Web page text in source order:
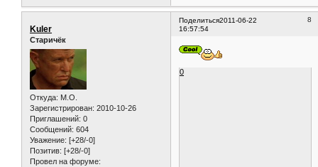
Поделиться 8
2011-06-22
16:57:54
Kuler
Старичёк
Откуда: M.O.
Зарегистрирован: 2010-10-26
Приглашений: 0
Сообщений: 604
Уважение: [+28/-0]
Позитив: [+28/-0]
Провел на форуме:
0